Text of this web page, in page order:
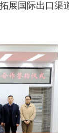
展国际出口渠